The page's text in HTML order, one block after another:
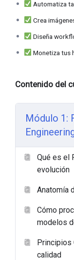
Automatiza
Crea
Diseña
Monetiza tus
Contenido del
Módulo 1:
Qué es el
evolución
Anatomía
Cómo
modelos
Principios
calidad